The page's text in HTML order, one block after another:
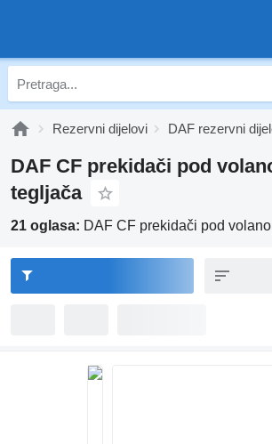
Rezervni dijelovi DAF rezervni
DAF CF prekidači pod
tegljača
21 oglasa: DAF CF prekidači pod